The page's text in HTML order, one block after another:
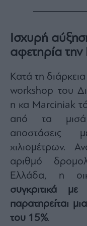
Media
Εγγραφείτε
στο
Newsletter
του
mononews.gr
By
submitting
email,
Ισχυρή
αφετηρία
Κατά τη
workshop του
η κα Marciniak
από τα μισά
αποστάσεις
χιλιομέτρων.
αριθμό
Ελλάδα, η
συγκριτικά
παρατηρείται
του 15%.